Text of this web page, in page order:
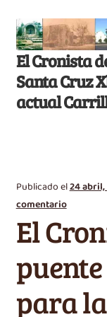
Saltar
a
navegación
Ir
al
contenido
El Cronista
Santa Cruz
actual
Artículos
Nikté T’aan
Efemérides
Publicado el24 abril,
comentario
El
para